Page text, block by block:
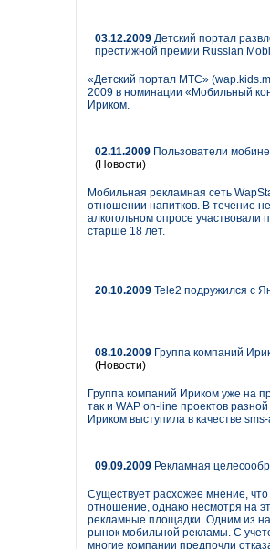
03.12.2009 Детский портал
престижной премии Russian
«Детский портал МТС»
2009 в номинации «Мобильный
Ириком.
02.11.2009 Пользователи
(Новости)
Мобильная рекламная сеть
отношении напитков. В течение
алкогольном опросе
старше 18 лет.
20.10.2009 Tele2 подружился с
08.10.2009 Группа компаний
(Новости)
Группа компаний Ириком уже на
так и WAP on-line проектов
Ириком выступила в качестве
09.09.2009 Рекламная
Существует расхожее мнение,
отношение, однако несмотря на
рекламные площадки. Одним из
рынок мобильной рекламы. С
многие компании предпочли